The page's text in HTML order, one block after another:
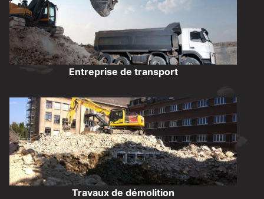
Entreprise de transport
Travaux de démolition